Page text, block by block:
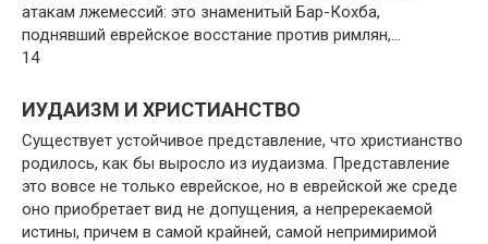
атакам лжемессий: это знаменитый Бар-Кохба,
поднявший еврейское восстание против римлян,…
14
ИУДАИЗМ И ХРИСТИАНСТВО
Существует устойчивое представление, что христианство
родилось, как бы выросло из иудаизма. Представление
это вовсе не только еврейское, но в еврейской же среде
оно приобретает вид не допущения, а непререкаемой
истины, причем в самой крайней, самой непримиримой